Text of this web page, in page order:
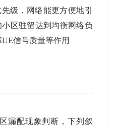
级，网络能更方便地引
区驻留达到均衡网络负
信号质量等作用
漏配现象判断，下列叙